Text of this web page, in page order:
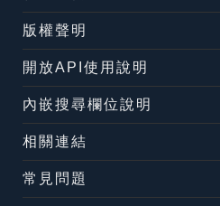
版權聲明
開放API使用說明
內嵌搜尋欄位說明
相關連結
常見問題